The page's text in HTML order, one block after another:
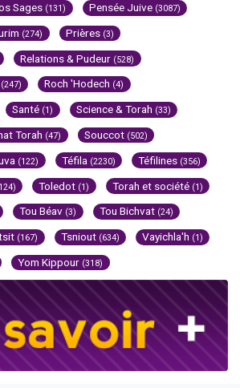
Sages (131) Pensée Juive (3087)
(274) Prières (3)
Relations & Pudeur (528)
(247) Roch 'Hodech (4)
Santé (1) Science & Torah (33)
Torah (47) Souccot (502)
(122) Téfila (2230) Téfilines (356)
Toledot (1) Torah et société (1)
Tou Béav (3) Tou Bichvat (24)
(167) Tsniout (634) Vayichla'h (1)
Yom Kippour (318)